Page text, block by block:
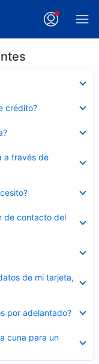
crédito?
a través de
de contacto del
de mi tarjeta,
por adelantado?
cuna para un